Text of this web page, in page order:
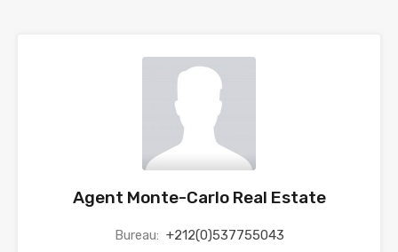
Agent Monte-Carlo Real Estate
Bureau: +212(0)537755043